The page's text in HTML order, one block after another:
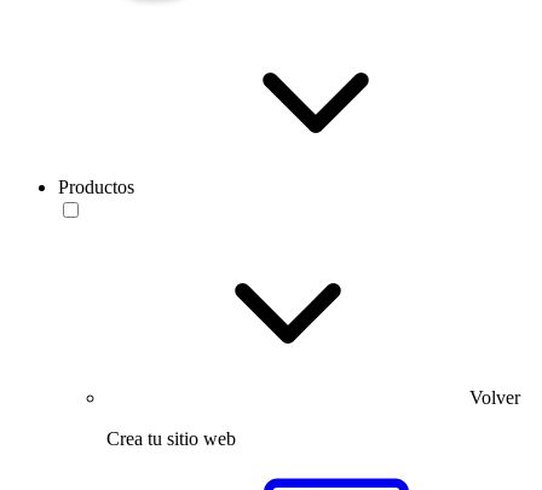
Productos
Volver
Crea tu sitio web